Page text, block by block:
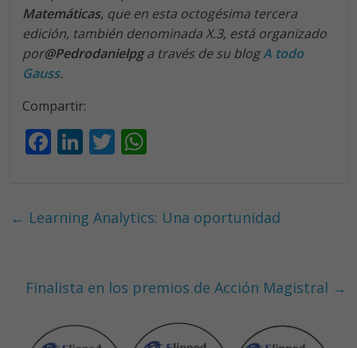
Matemáticas, que en esta octogésima tercera
edición, también denominada X.3, está organizado
por@Pedrodanielpga través de su blogA todo
Gauss.
Compartir:
F
ac
b
k
Li
n
e
T
w
er s
p
← Learning Analytics: Una oportunidad
Finalista en los premios de Acción Magistral →